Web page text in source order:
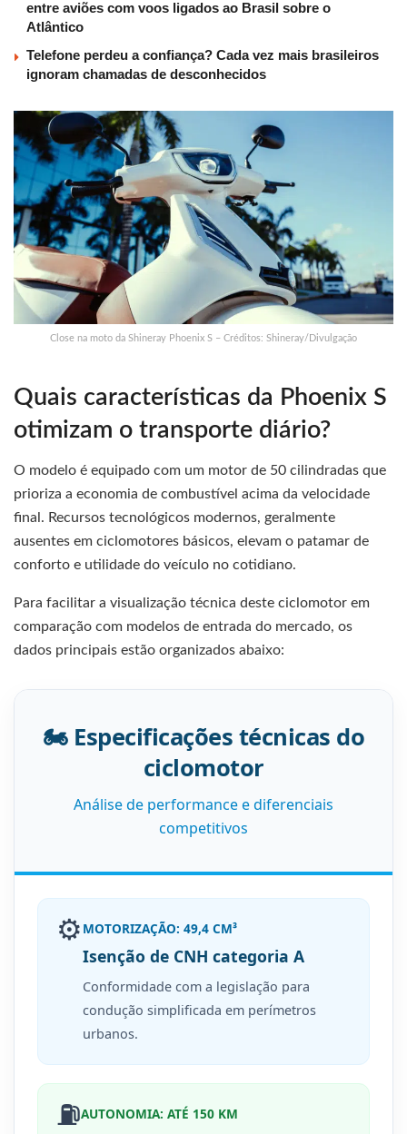
entre aviões com voos ligados ao Brasil sobre o
Atlântico
Telefone perdeu a confiança? Cada vez mais brasileiros
ignoram chamadas de desconhecidos
Close na moto da Shineray Phoenix S – Créditos: Shineray/Divulgação
Quais características da Phoenix S
otimizam o transporte diário?
O modelo é equipado com um motor de 50 cilindradas que
prioriza a economia de combustível acima da velocidade
final. Recursos tecnológicos modernos, geralmente
ausentes em ciclomotores básicos, elevam o patamar de
conforto e utilidade do veículo no cotidiano.
Para facilitar a visualização técnica deste ciclomotor em
comparação com modelos de entrada do mercado, os
dados principais estão organizados abaixo:
🏍️ Especificações técnicas do
ciclomotor
Análise de performance e diferenciais
competitivos
⚙️ MOTORIZAÇÃO: 49,4 CM³
Isenção de CNH categoria A
Conformidade com a legislação para
condução simplificada em perímetros
urbanos.
⛽AUTONOMIA: ATÉ 150 KM